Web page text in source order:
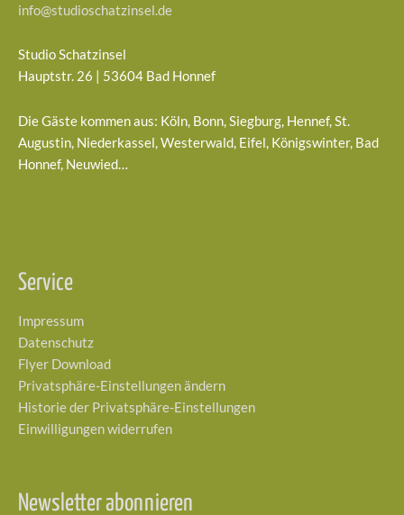
info@studioschatzinsel.de
Studio Schatzinsel
Hauptstr. 26 | 53604 Bad Honnef
Die Gäste kommen aus: Köln, Bonn, Siegburg, Hennef, St.
Augustin, Niederkassel, Westerwald, Eifel, Königswinter, Bad
Honnef, Neuwied…
Service
Impressum
Datenschutz
Flyer Download
Privatsphäre-Einstellungen ändern
Historie der Privatsphäre-Einstellungen
Einwilligungen widerrufen
Newsletter abonnieren